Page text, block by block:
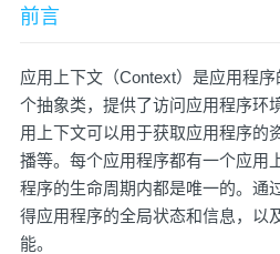
前言
应用上下文（Context）是应用程
个抽象类，提供了访问应用程序环
用上下文可以用于获取应用程序的
播等。每个应用程序都有一个应用
程序的生命周期内都是唯一的。通
得应用程序的全局状态和信息，以
能。